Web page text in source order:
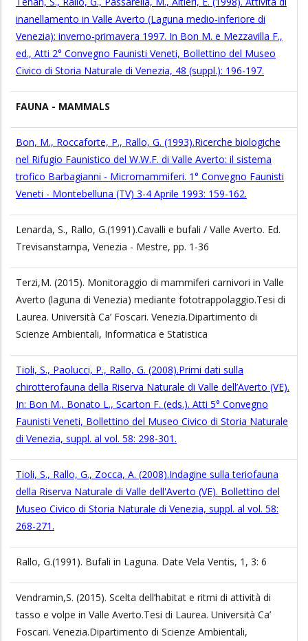
inanellamento in Valle Averto (Laguna medio-inferiore di
Venezia): inverno-primavera 1997. In Bon M. e Mezzavilla F.,
ed., Atti 2° Convegno Faunisti Veneti, Bollettino del Museo
Civico di Storia Naturale di Venezia, 48 (suppl.): 196-197.
FAUNA - MAMMALS
Bon, M., Roccaforte, P., Rallo, G. (1993).Ricerche biologiche
nel Rifugio Faunistico del W.W.F. di Valle Averto: il sistema
trofico Barbagianni - Micromammiferi. 1° Convegno Faunisti
Veneti - Montebelluna (TV) 3-4 Aprile 1993: 159-162.
Lenarda, S., Rallo, G.(1991).Cavalli e bufali / Valle Averto. Ed.
Trevisanstampa, Venezia - Mestre, pp. 1-36
Terzi,M. (2015). Monitoraggio di mammiferi carnivori in Valle
Averto (laguna di Venezia) mediante fototrappolaggio.Tesi di
Laurea. Università Ca’ Foscari. Venezia.Dipartimento di
Scienze Ambientali, Informatica e Statistica
Tioli, S., Paolucci, P., Rallo, G. (2008).Primi dati sulla
chirotterofauna della Riserva Naturale di Valle dell’Averto (VE).
In: Bon M., Bonato L., Scarton F. (eds.). Atti 5° Convegno
Faunisti Veneti, Bollettino del Museo Civico di Storia Naturale
di Venezia, suppl. al vol. 58: 298-301.
Tioli, S., Rallo, G., Zocca, A. (2008).Indagine sulla teriofauna
della Riserva Naturale di Valle dell'Averto (VE). Bollettino del
Museo Civico di Storia Naturale di Venezia, suppl. al vol. 58:
268-271.
Rallo, G.(1991). Bufali in Laguna. Date Vela Ventis, 1, 3: 6
Vendramin,S. (2015). Scelta dell’habitat e ritmi di attività di
tasso e volpe in Valle Averto.Tesi di Laurea. Università Ca’
Foscari. Venezia.Dipartimento di Scienze Ambientali,